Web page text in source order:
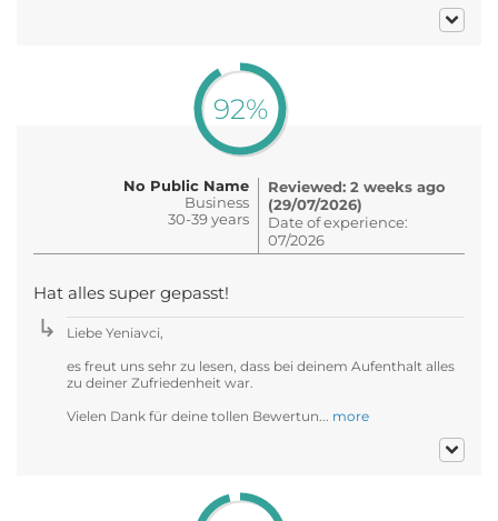
92%
No Public Name
Business
30-39 years
Reviewed: 2 weeks ago
(29/07/2026)
Date of experience:
07/2026
Hat alles super gepasst!
Liebe Yeniavci,
es freut uns sehr zu lesen, dass bei deinem Aufenthalt alles
zu deiner Zufriedenheit war.
Vielen Dank für deine tollen Bewertun... more